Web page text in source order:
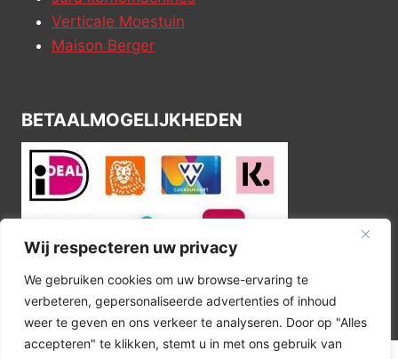
Wij respecteren uw privacy
We gebruiken cookies om uw browse-ervaring te
verbeteren, gepersonaliseerde advertenties of inhoud
weer te geven en ons verkeer te analyseren. Door op "Alles
accepteren" te klikken, stemt u in met ons gebruik van
Verticale Moestuin
Maison Berger
BETAALMOGELIJKHEDEN